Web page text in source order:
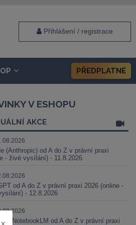
Přihlášení / registrace
PŘEDPLATNÉ
V ESHOPU
AKCE
(Anthropic) od A do Z v právní praxi
- živé vysílání) - 11.8.2026
od A do Z v právní praxi 2026 (online -
- 12.8.2026
a NotebookLM od A do Z v právní praxi
x